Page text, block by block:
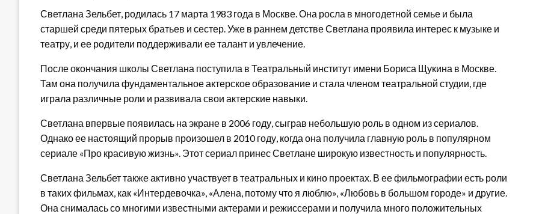
Светлана Зельбет, родилась 17 марта 1983 года в Москве. Она росла в многодетной семье и была
старшей среди пятерых братьев и сестер. Уже в раннем детстве Светлана проявила интерес к музыке и
театру, и ее родители поддерживали ее талант и увлечение.
После окончания школы Светлана поступила в Театральный институт имени Бориса Щукина в Москве.
Там она получила фундаментальное актерское образование и стала членом театральной студии, где
играла различные роли и развивала свои актерские навыки.
Светлана впервые появилась на экране в 2006 году, сыграв небольшую роль в одном из сериалов.
Однако ее настоящий прорыв произошел в 2010 году, когда она получила главную роль в популярном
сериале «Про красивую жизнь». Этот сериал принес Светлане широкую известность и популярность.
Светлана Зельбет также активно участвует в театральных и кино проектах. В ее фильмографии есть роли
в таких фильмах, как «Интердевочка», «Алена, потому что я люблю», «Любовь в большом городе» и другие.
Она снималась со многими известными актерами и режиссерами и получила много положительных